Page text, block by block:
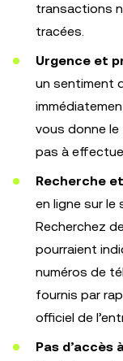
transactions
tracées.
Urgence et
un sentiment
vous donne
pas à
Recherche
en ligne sur le
Recherchez
pourraient
numéros de
fournis par
officiel de
Pas d’accès